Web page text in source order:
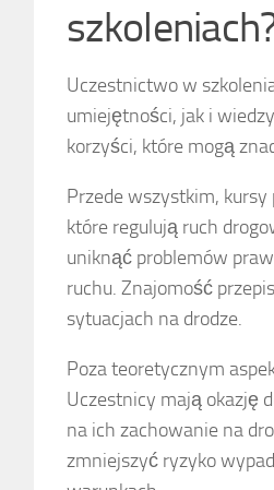
Uczestnictwo w
umiejętności, jak i
korzyści, które mogą
Przede wszystkim, kursy
które regulują ruch
uniknąć problemów
ruchu. Znajomość
sytuacjach na drodze.
Poza teoretycznym
Uczestnicy mają okazję
na ich zachowanie na
zmniejszyć ryzyko